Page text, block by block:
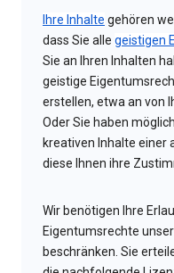
Ihre Inhalte gehören
dass Sie alle geistigen
Sie an Ihren Inhalten
geistige
erstellen, etwa an von
Oder Sie haben
kreativen Inhalte einer
diese Ihnen ihre
Wir benötigen Ihre
Eigentumsrechte
beschränken. Sie